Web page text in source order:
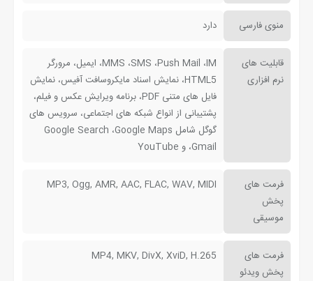
منوی فارسی دارد
قابلیت های
نرم افزاری
MMS ،SMS ،Push Mail ،IM، ایمیل، مرورگر
HTML5، نمایش اسناد مایکروسافت آفیس، نمایش
فایل های متنی PDF، برنامه ویرایش عکس و فیلم،
پشتیبانی از انواع شبکه های اجتماعی، سرویس های
گوگل شامل Google Search ،Google Maps
،Gmail و YouTube
فرمت های
پخش
موسیقی
MP3, Ogg, AMR, AAC, FLAC, WAV, MIDI
فرمت های
پخش ویدئو
MP4, MKV, DivX, XviD, H.265